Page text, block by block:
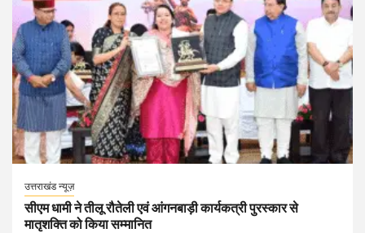
उत्तराखंड न्यूज़
सीएम धामी ने तीलू रौतेली एवं आंगनबाड़ी कार्यकत्री पुरस्कार से
मातृशक्ति को किया सम्मानित